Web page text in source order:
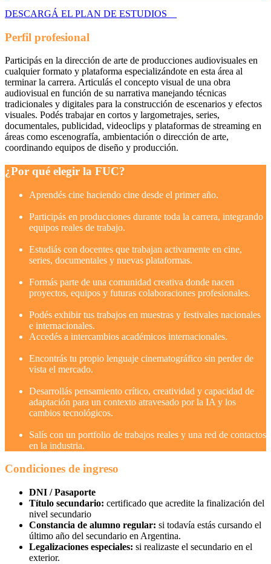
DESCARGÁ EL PLAN DE ESTUDIOS
Perfil profesional
Participás en la dirección de arte de producciones audiovisuales en
cualquier formato y plataforma especializándote en esta área al
terminar la carrera. Articulás el concepto visual de una obra
audiovisual en función de su narrativa manejando técnicas
tradicionales y digitales para la construcción de escenarios y efectos
visuales. Podés trabajar en cortos y largometrajes, series,
documentales, publicidad, videoclips y plataformas de streaming en
áreas como escenografía, ambientación o dirección de arte,
coordinando equipos de diseño y producción.
¿Por qué elegir la FUC?
Aprendés cine haciendo cine desde el primer año.
Participás en producciones durante toda la carrera, integrando
equipos reales de trabajo.
Estudiás con docentes que trabajan activamente en cine,
series, documentales y nuevas plataformas.
Formás parte de una comunidad creativa donde nacen
proyectos, equipos y futuras colaboraciones profesionales.
Podés exhibir tus trabajos en muestras y festivales nacionales
e internacionales.
Accedés a intercambios académicos internacionales.
Encontrás tu propio lenguaje cinematográfico sin perder de
vista el mercado.
Desarrollás pensamiento crítico, creatividad y capacidad de
adaptación para un contexto atravesado por la IA y los
cambios tecnológicos.
Salís con un portfolio de trabajos reales y una red de contactos
en la industria.
Condiciones de ingreso
DNI / Pasaporte
Título secundario: certificado que acredite la finalización del
nivel secundario
Constancia de alumno regular: si todavía estás cursando el
último año del secundario en Argentina.
Legalizaciones especiales: si realizaste el secundario en el
exterior.